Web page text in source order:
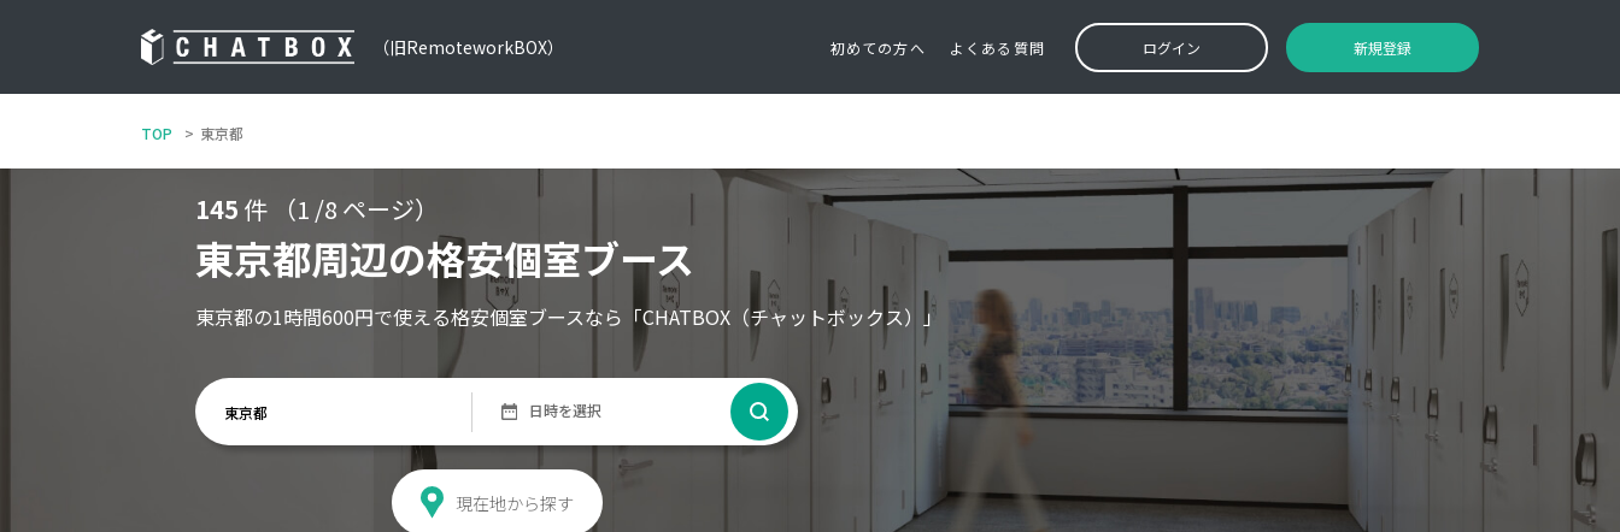
（旧RemoteworkBOX） 初めての方へ よくある質問 ログイン 新規登録
TOP 東京都
145 件 （1 /8 ページ）
東京都周辺の格安個室ブース
東京都の1時間600円で使える格安個室ブースなら 「CHATBOX（チャットボックス）」
現在地から探す